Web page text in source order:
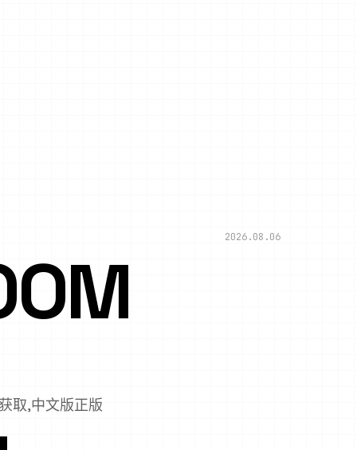
2026.08.06
取,中文版正版